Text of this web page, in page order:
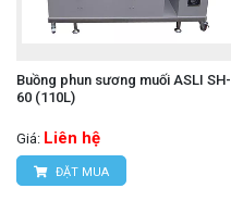
Buồng phun sương muối ASLI SH-
60 (110L)
Giá: Liên hệ
ĐẶT MUA